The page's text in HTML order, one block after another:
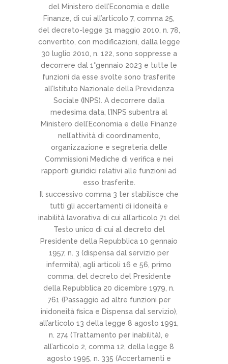
del Ministero dell’Economia e delle
Finanze, di cui all’articolo 7, comma 25,
del decreto-legge 31 maggio 2010, n. 78,
convertito, con modificazioni, dalla legge
30 luglio 2010, n. 122, sono soppresse a
decorrere dal 1°gennaio 2023 e tutte le
funzioni da esse svolte sono trasferite
all’Istituto Nazionale della Previdenza
Sociale (INPS). A decorrere dalla
medesima data, l’INPS subentra al
Ministero dell’Economia e delle Finanze
nell’attività di coordinamento,
organizzazione e segreteria delle
Commissioni Mediche di verifica e nei
rapporti giuridici relativi alle funzioni ad
esso trasferite.
Il successivo comma 3 ter stabilisce che
tutti gli accertamenti di idoneità e
inabilità lavorativa di cui all’articolo 71 del
Testo unico di cui al decreto del
Presidente della Repubblica 10 gennaio
1957, n. 3 (dispensa dal servizio per
infermità), agli articoli 16 e 56, primo
comma, del decreto del Presidente
della Repubblica 20 dicembre 1979, n.
761 (Passaggio ad altre funzioni per
inidoneità fisica e Dispensa dal servizio),
all’articolo 13 della legge 8 agosto 1991,
n. 274 (Trattamento per inabilità), e
all’articolo 2, comma 12, della legge 8
agosto 1995, n. 335 (Accertamenti e